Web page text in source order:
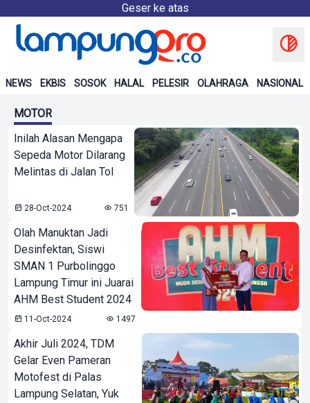
Geser ke atas
NEWS EKBIS SOSOK HALAL PELESIR OLAHRAGA NASIONAL
MOTOR
Inilah Alasan Mengapa
Sepeda Motor Dilarang
Melintas di Jalan Tol
28-Oct-2024 751
Olah Manuktan Jadi
Desinfektan, Siswi
SMAN 1 Purbolinggo
Lampung Timur ini Juarai
AHM Best Student 2024
11-Oct-2024 1497
Akhir Juli 2024, TDM
Gelar Even Pameran
Motofest di Palas
Lampung Selatan, Yuk